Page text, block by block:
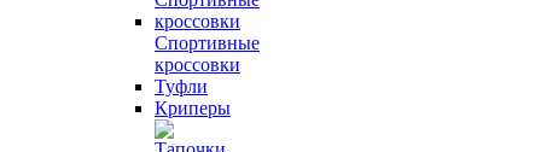
Спортивные
кроссовки
Туфли
Криперы